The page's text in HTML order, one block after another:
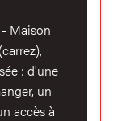
Maison
: d'une
un
accès à